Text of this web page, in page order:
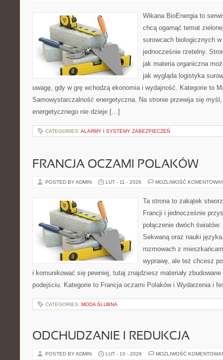
Wikana BioEnergia to
chcą ogarnąć temat
surowcach biologicznych
jednocześnie rzetelny.
jak materia organiczna
jak wygląda logistyka
uwagę, gdy w grę wchodzą ekonomia i wydajność. Kategorie to
Samowystarczalność energetyczna. Na stronie przewija się
energetycznego nie dzieje […]
CATEGORIES: ALARMY I SYSTEMY ZABEZPIECZEŃ
FRANCJA OCZAMI POLAKÓW
POSTED BY ADMIN LUT - 11 - 2026 MOŻLIWOŚĆ
Ta strona to zakątek
Francji i jednocześnie
połączenie dwóch
Sekwaną oraz nauki
rozmowach z
wyprawę, ale też chcesz
i komunikować się pewniej, tutaj znajdziesz materiały
podejściu. Kategorie to Francja oczami Polaków i Wydarzenia i
CATEGORIES: MODA ŚLUBNA
ODCHUDZANIE I REDUKCJA
POSTED BY ADMIN LUT - 10 - 2026 MOŻLIWOŚĆ